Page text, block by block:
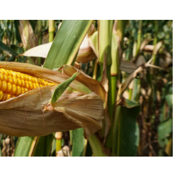
у Србији: Принос
одсто, губици се мере